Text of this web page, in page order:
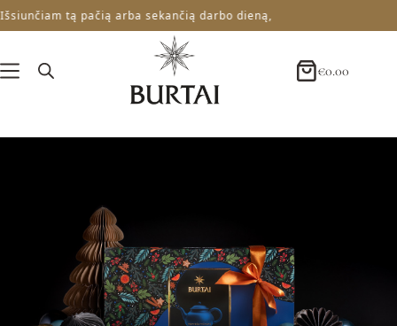
tą pačią arba sekančią darbo dieną,
€0.00